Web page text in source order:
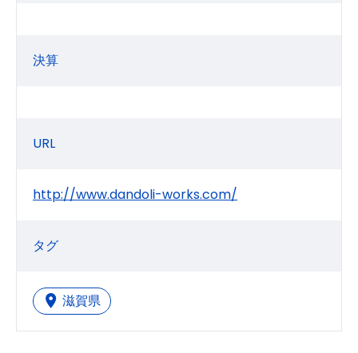
決算
URL
http://www.dandoli-works.com/
タグ
滋賀県